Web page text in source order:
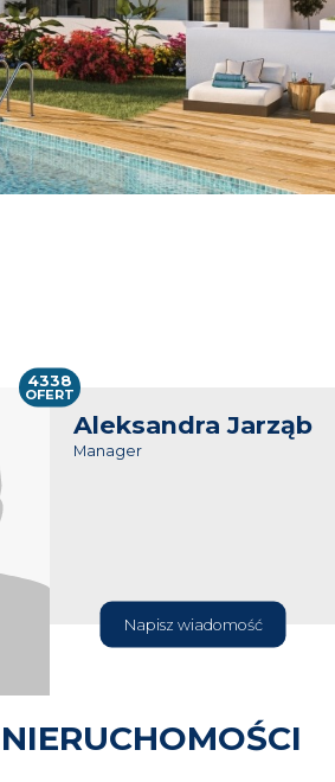
Aleksandra Jarząb
Manager
Napisz wiadomość
4338
OFERT
NIERUCHOMOŚCI